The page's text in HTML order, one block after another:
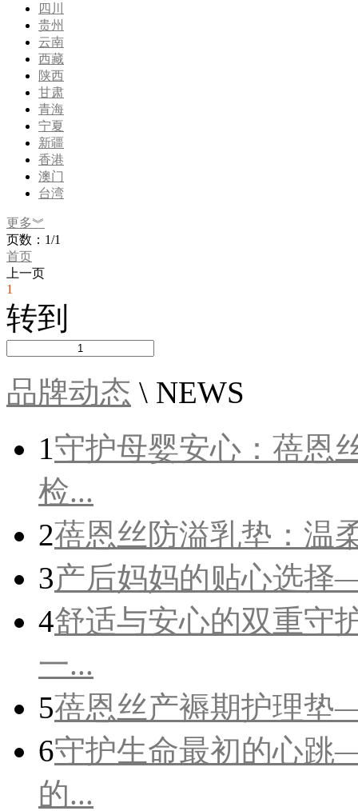
四川
贵州
云南
西藏
陕西
甘肃
青海
宁夏
新疆
香港
澳门
台湾
更多︾
页数：1/1
首页
上一页
1
转到
品牌动态 \ NEWS
1守护母婴安心：蓓恩
检...
2蓓恩丝防溢乳垫：温
3产后妈妈的贴心选
4舒适与安心的双重
一...
5蓓恩丝产褥期护理
6守护生命最初的心
的...